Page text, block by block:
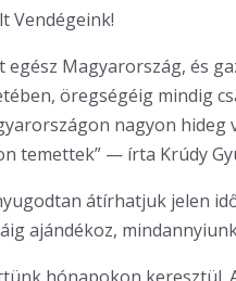
Vendégeink!
Magyarország, és
öregségéig mindig
nagyon hideg
temettek” — írta Krúdy
átírhatjuk jelen
ajándékoz,